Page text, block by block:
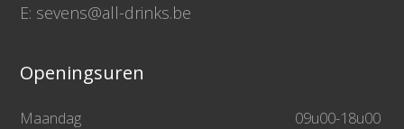
E: sevens@all-drinks.be
Openingsuren
Maandag
09u00-18u00